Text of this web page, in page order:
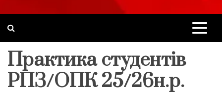
Практика студентів
РПЗ/ОПК 25/26н.р.